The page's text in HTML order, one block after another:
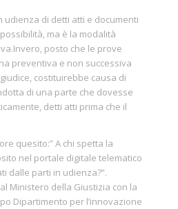
udienza di detti atti e documenti
ma è la modalità
posto che le prove
preventiva e non successiva
costituirebbe causa di
di una parte che dovesse
detti atti prima che il
quesito:” A chi spetta la
nel portale digitale telematico
dalle parti in udienza?”.
Ministero della Giustizia con la
Dipartimento per l’innovazione